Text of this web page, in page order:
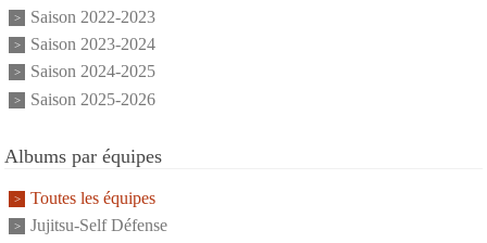
Saison 2022-2023
Saison 2023-2024
Saison 2024-2025
Saison 2025-2026
Albums par équipes
Toutes les équipes
Jujitsu-Self Défense